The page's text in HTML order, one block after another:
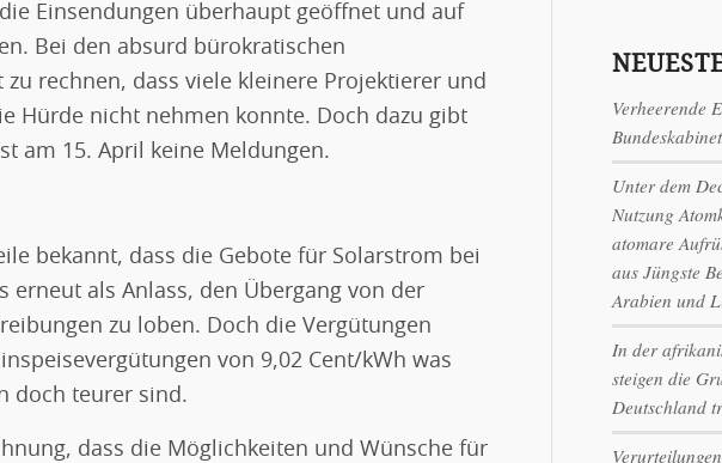
Einsendungen überhaupt geöffnet und auf
Bei den absurd bürokratischen
rechnen, dass viele kleinere Projektierer und
Hürde nicht nehmen konnte. Doch dazu gibt
am 15. April keine Meldungen.
bekannt, dass die Gebote für Solarstrom bei
erneut als Anlass, den Übergang von der
zu loben. Doch die Vergütungen
von 9,02 Cent/kWh was
doch teurer sind.
dass die Möglichkeiten und Wünsche für
Verheerende
Unter dem
Nutzung
atomare
aus Jüngste
Arabien und
In der
steigen die
Deutschland